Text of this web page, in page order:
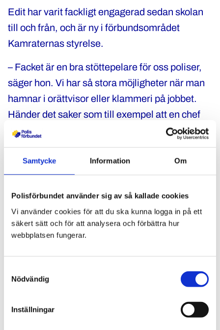
Samtycke Information Om
Polisförbundet använder sig av så kallade cookies
Vi använder cookies för att du ska kunna logga in på ett
säkert sätt och för att analysera och förbättra hur
webbplatsen fungerar.
Nödvändig
Inställningar
Edit har varit fackligt engagerad sedan skolan
till och från, och är ny i förbundsområdet
Kamraternas styrelse.
– Facket är en bra stöttepelare för oss poliser,
säger hon. Vi har så stora möjligheter när man
hamnar i orättvisor eller klammeri på jobbet.
Händer det saker som till exempel att en chef
agerat olämpligt så finns alltid någon du kan
vända dig till. Du behöver inte vara själv.
Så blir du förhandlare
Du söker en funktion och genomgår intervju,
psykologtester och arbetsprov. Om du blir
antagen får du tre veckors nationell utbildning.
beredskapsförhandlare. Det innebär att du
utöver din vanliga polisroll kommer till
jobbar man tre förhandlare i ett team (en är